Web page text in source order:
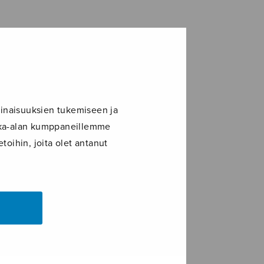
tukemiseen ja
alan kumppaneillemme
joita olet antanut